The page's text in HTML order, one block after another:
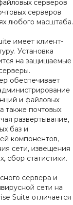
серверов
серверов
любого масштаба.
имеет клиент-
Установка
на защищаемые
обеспечивает
и файловых
также почтовых
развертывание,
баз и
компонентов,
сети, извещения
сбор статистики.
сервера и
сети на
Suite отличается